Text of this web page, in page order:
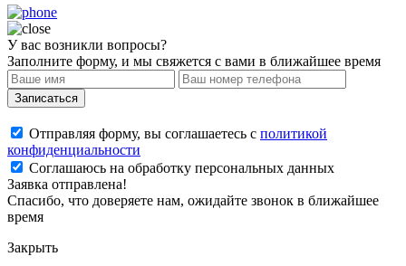
У вас возникли вопросы?
Заполните форму, и мы свяжется с вами в ближайшее время
Записаться
Отправляя форму, вы соглашаетесь с политикой
конфиденциальности
Соглашаюсь на обработку персональных данных
Заявка отправлена!
Спасибо, что доверяете нам, ожидайте звонок в ближайшее
время
Закрыть